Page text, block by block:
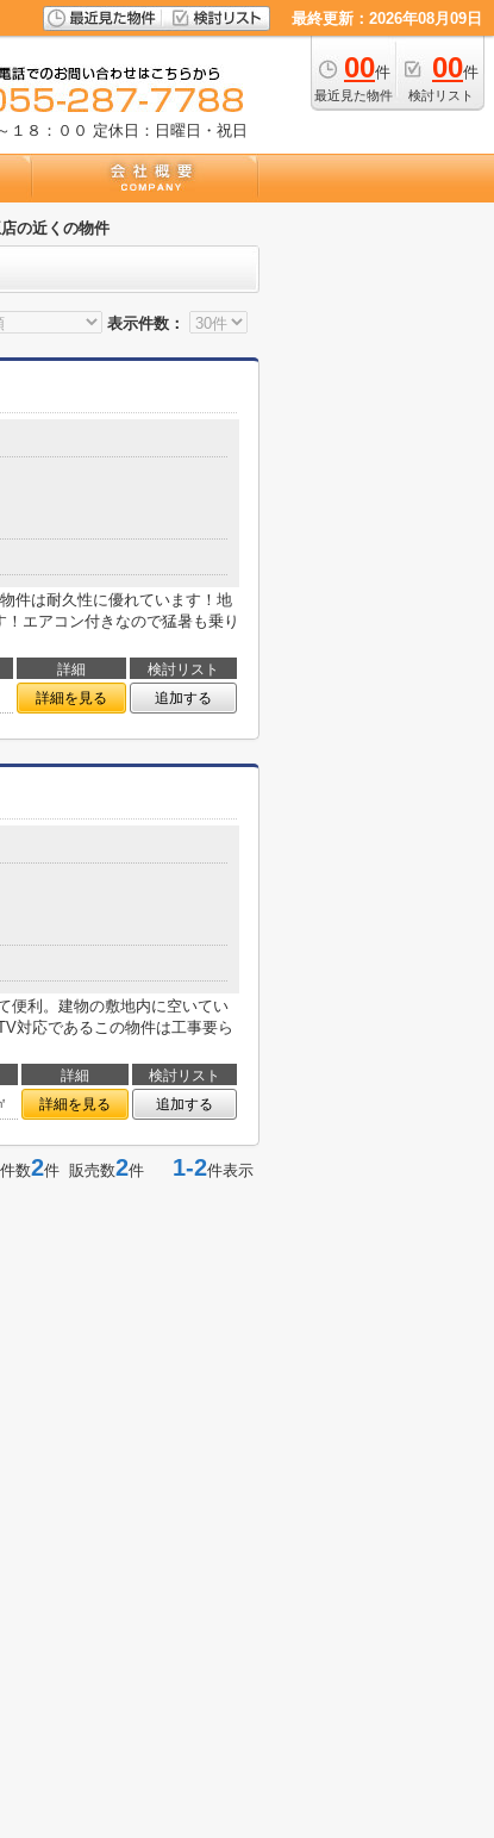
最終更新：2026年08月09日
00件
最近見た物件
00件
検討リスト
１８：００ 定休日：日曜日・祝日
の近くの物件
表示件数：
件は耐久性に優れています！地
エアコン付きなので猛暑も乗り
詳細
検討リスト
詳細を見る 追加する
便利。建物の敷地内に空いてい
対応であるこの物件は工事要ら
詳細
検討リスト
詳細を見る 追加する
数2件 販売数2件 1-2件表示